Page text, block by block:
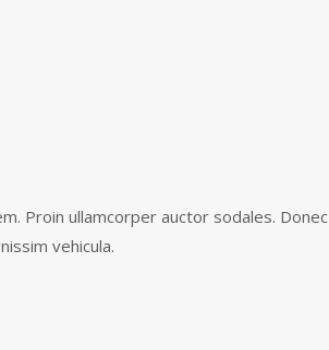
Proin ullamcorper auctor sodales. Donec
vehicula.